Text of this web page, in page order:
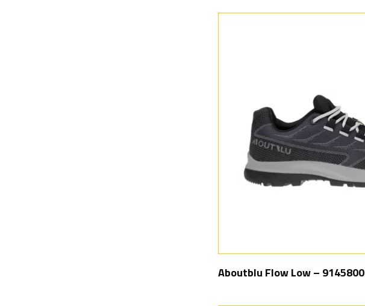
Aboutblu Flow Low – 9145800